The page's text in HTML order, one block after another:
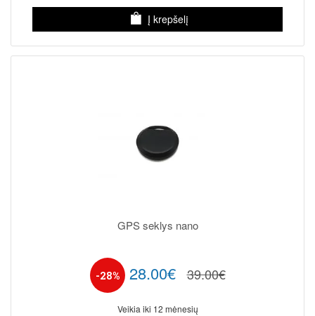
Į krepšelį
GPS seklys nano
-28% 28.00€ 39.00€
Veikia iki 12 mėnesių